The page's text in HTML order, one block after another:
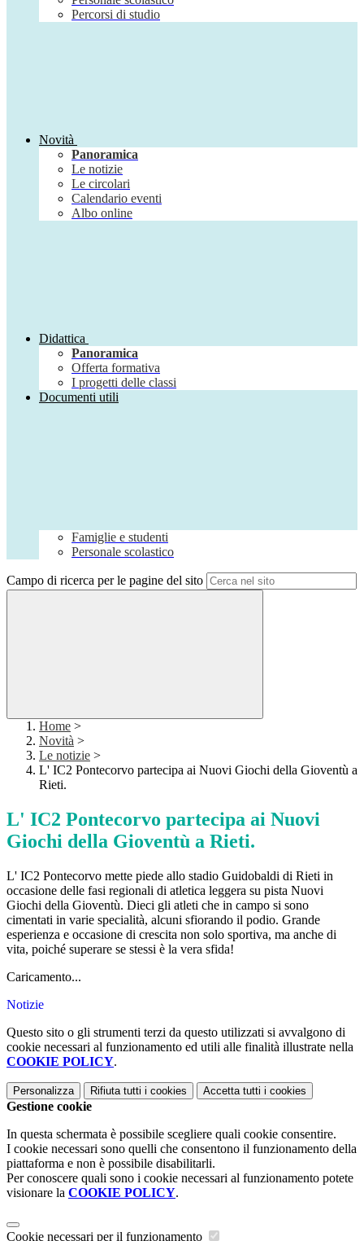
Percorsi di studio
Novità
Panoramica
Le notizie
Le circolari
Calendario eventi
Albo online
Didattica
Panoramica
Offerta formativa
I progetti delle classi
Documenti utili
Famiglie e studenti
Personale scolastico
Campo di ricerca per le pagine del sito
Home >
Novità >
Le notizie >
L' IC2 Pontecorvo partecipa ai Nuovi Giochi della Gioventù a
Rieti.
L' IC2 Pontecorvo partecipa ai Nuovi
Giochi della Gioventù a Rieti.
L' IC2 Pontecorvo mette piede allo stadio Guidobaldi di Rieti in
occasione delle fasi regionali di atletica leggera su pista Nuovi
Giochi della Gioventù. Dieci gli atleti che in campo si sono
cimentati in varie specialità, alcuni sfiorando il podio. Grande
esperienza e occasione di crescita non solo sportiva, ma anche di
vita, poiché superare se stessi è la vera sfida!
Caricamento...
Notizie
Questo sito o gli strumenti terzi da questo utilizzati si avvalgono di
cookie necessari al funzionamento ed utili alle finalità illustrate nella
COOKIE POLICY.
Personalizza Rifiuta tutti i cookies Accetta tutti i cookies
Gestione cookie
In questa schermata è possibile scegliere quali cookie consentire.
I cookie necessari sono quelli che consentono il funzionamento della
piattaforma e non è possibile disabilitarli.
Per conoscere quali sono i cookie necessari al funzionamento potete
visionare la COOKIE POLICY.
Cookie necessari per il funzionamento